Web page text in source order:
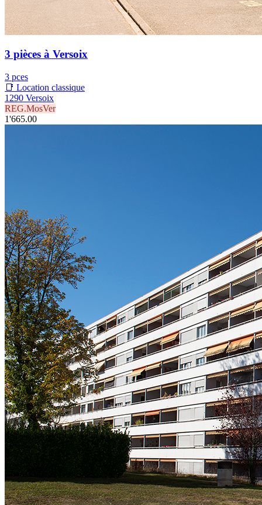
3 pièces à Versoix
3 pces
📑 Location classique
1290 Versoix
REG.MosVer
1'665.00